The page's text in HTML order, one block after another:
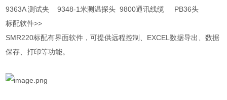
9363A 测试夹 9348-1米测温探头 9800通讯线缆 PB36头
标配软件>>
SMR220标配有界面软件，可提供远程控制、EXCEL数据导出、数据
保存、打印等功能。